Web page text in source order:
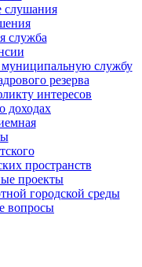
служба
службу
резерва
интересов
доходах
пространств
проекты
городской среды
вопросы